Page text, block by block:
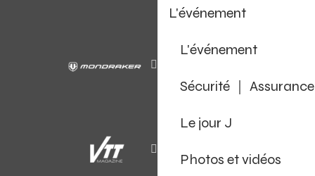
L'événement
L'événement
Sécurité ｜ Assurance
Le jour J
Photos et vidéos